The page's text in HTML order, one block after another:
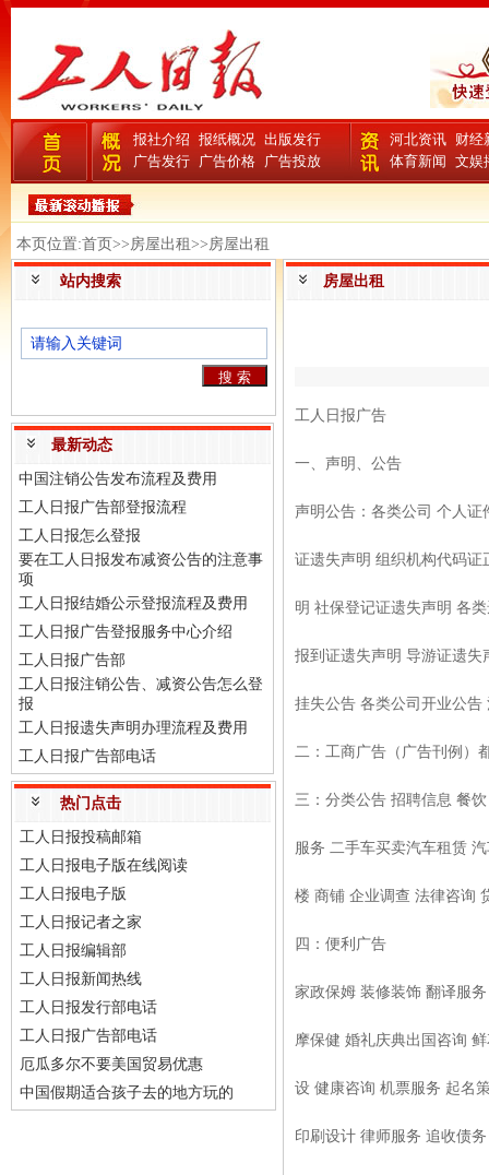
报社介绍 报纸概况 出版发行
广告发行 广告价格 广告投放
河北资讯 财经
体育新闻 文娱
本页位置:首页>>房屋出租>>房屋出租
站内搜索
最新动态
中国注销公告发布流程及费用
工人日报广告部登报流程
工人日报怎么登报
要在工人日报发布减资公告的注意事
项
工人日报结婚公示登报流程及费用
工人日报广告登报服务中心介绍
工人日报广告部
工人日报注销公告、减资公告怎么登
报
工人日报遗失声明办理流程及费用
工人日报广告部电话
热门点击
工人日报投稿邮箱
工人日报电子版在线阅读
工人日报电子版
工人日报记者之家
工人日报编辑部
工人日报新闻热线
工人日报发行部电话
工人日报广告部电话
厄瓜多尔不要美国贸易优惠
中国假期适合孩子去的地方玩的
房屋出租
工人日报广告
一、声明、公告
声明公告：各类公司 个人
证遗失声明 组织机构代码
明 社保登记证遗失声明 各
报到证遗失声明 导游证遗
挂失公告 各类公司开业公
二：工商广告（广告刊例）
三：分类公告 招聘信息 餐
服务 二手车买卖汽车租赁
楼 商铺 企业调查 法律咨询
四：便利广告
家政保姆 装修装饰 翻译服
摩保健 婚礼庆典出国咨询
设 健康咨询 机票服务 起名
印刷设计 律师服务 追收债